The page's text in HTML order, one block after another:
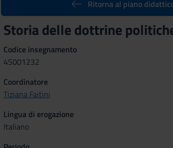
Ritorna al piano
Storia delle dottrine
Codice insegnamento
4S001232
Coordinatore
Tiziana Faitini
Lingua di erogazione
Italiano